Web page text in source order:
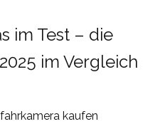
im Test – die
im Vergleich
kaufen